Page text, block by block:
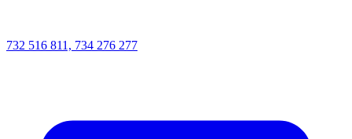
732 516 811, 734 276 277